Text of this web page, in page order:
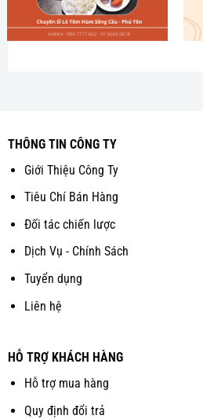
THÔNG TIN CÔNG TY
Giới Thiệu Công Ty
Tiêu Chí Bán Hàng
Đối tác chiến lược
Dịch Vụ - Chính Sách
Tuyển dụng
Liên hệ
HỖ TRỢ KHÁCH HÀNG
Hỗ trợ mua hàng
Quy định đổi trả